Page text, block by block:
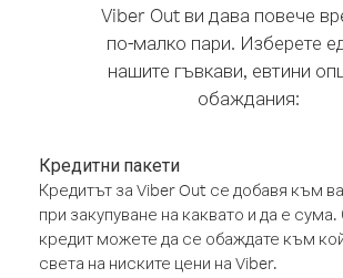
Viber Out ви дава повече
по-малко пари. Изберете
нашите гъвкави, евтини
обаждания:
Кредитни пакети
Кредитът за Viber Out се добавя към
при закупуване на каквато и да е
кредит можете да се обаждате към
света на ниските цени на Viber.